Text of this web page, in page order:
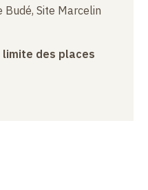
Site Marcelin
limite des places